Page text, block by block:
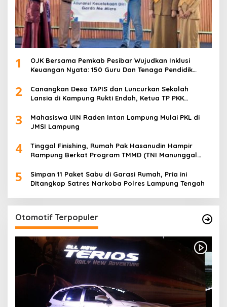
1
OJK Bersama Pemkab Pesibar Wujudkan Inklusi
Keuangan Nyata: 150 Guru Dan Tenaga Pendidik
2
Canangkan Desa TAPIS dan Luncurkan Sekolah
Lansia di Kampung Rukti Endah, Ketua TP PKK
Desa
3
Mahasiswa UIN Raden Intan Lampung Mulai PKL di
JMSI Lampung
4
Tinggal Finishing, Rumah Pak Hasanudin Hampir
Rampung Berkat Program TMMD (TNI Manunggal
5
Simpan 11 Paket Sabu di Garasi Rumah, Pria ini
Ditangkap Satres Narkoba Polres Lampung Tengah
Otomotif Terpopuler